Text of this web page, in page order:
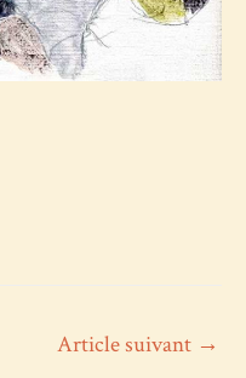
Article suivant →